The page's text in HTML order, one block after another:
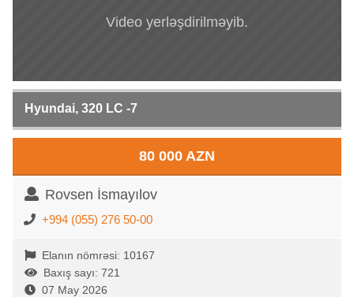
Video yerləşdirilməyib.
Hyundai, 320 LC -7
80 000 AZN
Rovsen İsmayılov
+994 (055) 276 50-00
Elanın nömrəsi: 10167
Baxış sayı: 721
07 May 2026